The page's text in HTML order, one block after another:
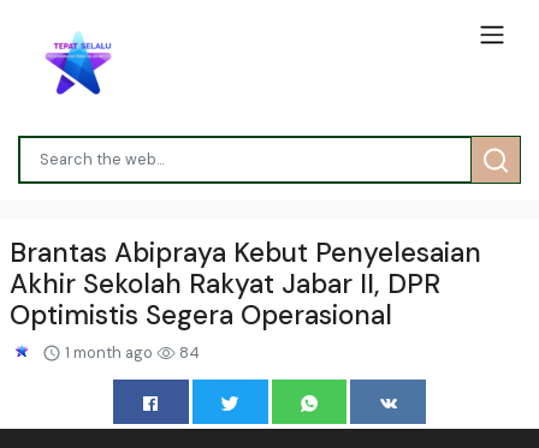
Brantas Abipraya Kebut Penyelesaian
Akhir Sekolah Rakyat Jabar II, DPR
Optimistis Segera Operasional
1 month ago 84